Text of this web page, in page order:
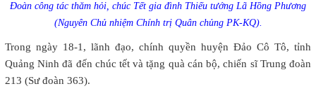
Đoàn công tác thăm hỏi, chúc Tết gia đình Thiếu tướng Lã Hồng Phương
(Nguyên Chủ nhiệm Chính trị Quân chủng PK-KQ).
Trong ngày 18-1, lãnh đạo, chính quyền huyện Đảo Cô Tô, tỉnh
Quảng Ninh đã đến chúc tết và tặng quà cán bộ, chiến sĩ Trung đoàn
213 (Sư đoàn 363).